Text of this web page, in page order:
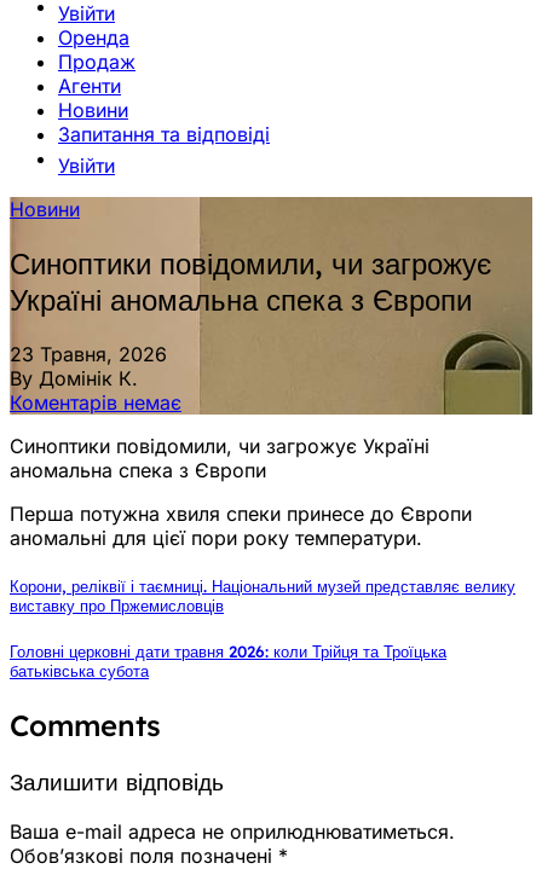
Увійти
Оренда
Продаж
Агенти
Новини
Запитання та відповіді
Увійти
Новини
Синоптики повідомили, чи загрожує
Україні аномальна спека з Європи
23 Травня, 2026
By Домінік К.
Коментарів немає
Синоптики повідомили, чи загрожує Україні
аномальна спека з Європи
Перша потужна хвиля спеки принесе до Європи
аномальні для цієї пори року температури.
Корони, реліквії і таємниці. Національний музей представляє велику
виставку про Пржемисловців
Головні церковні дати травня 2026: коли Трійця та Троїцька
батьківська субота
Comments
Залишити відповідь
Ваша e-mail адреса не оприлюднюватиметься.
Обов’язкові поля позначені *